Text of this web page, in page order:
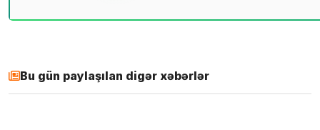
Bu gün paylaşılan digər xəbərlər